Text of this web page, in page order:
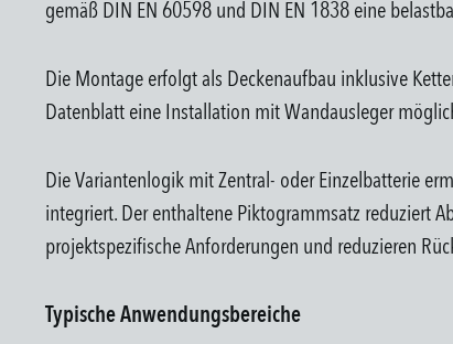
gemäß DIN EN 60598 und DIN EN 1838 eine
Die Montage erfolgt als Deckenaufbau inklusive
Datenblatt eine Installation mit Wandausleger
Die Variantenlogik mit Zentral- oder Einzelbatterie
integriert. Der enthaltene Piktogrammsatz reduziert
projektspezifische Anforderungen und reduzieren
Typische Anwendungsbereiche